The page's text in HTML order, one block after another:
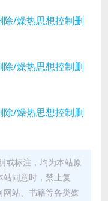
或标注，均为本站原
同意时，禁止复
站、书籍等各类媒